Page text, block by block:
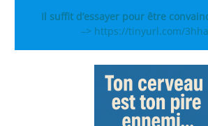
Il suffit d’essayer pour être
–> https://tinyurl.com/